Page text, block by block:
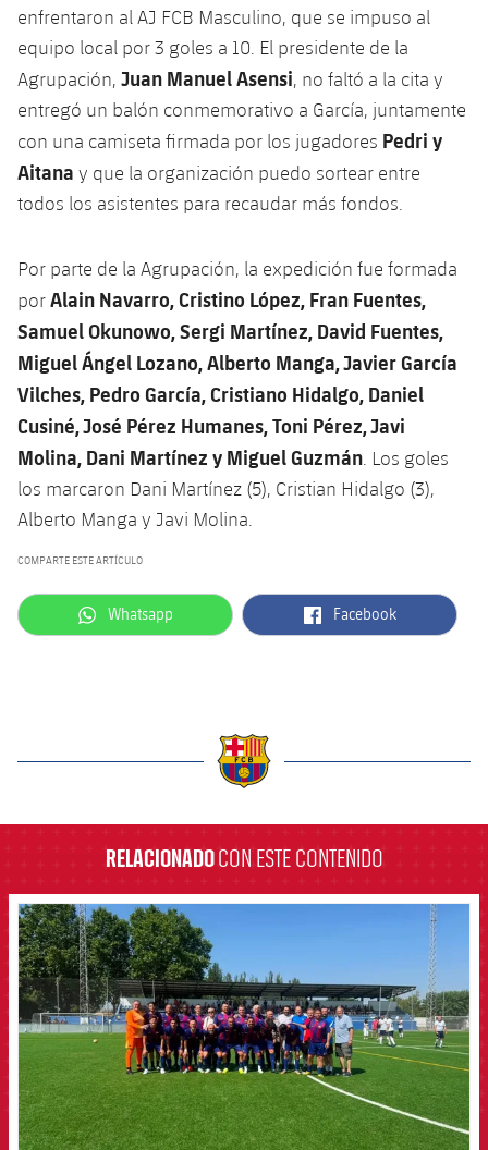
enfrentaron al AJ FCB Masculino, que se impuso al
equipo local por 3 goles a 10. El presidente de la
Agrupación, Juan Manuel Asensi, no faltó a la cita y
entregó un balón conmemorativo a García, juntamente
con una camiseta firmada por los jugadores Pedri y
Aitana y que la organización puedo sortear entre
todos los asistentes para recaudar más fondos.
Por parte de la Agrupación, la expedición fue formada
porAlain Navarro, Cristino López, Fran Fuentes,
Samuel Okunowo, Sergi Martínez, David Fuentes,
Miguel Ángel Lozano, Alberto Manga, Javier García
Vilches, Pedro García, Cristiano Hidalgo, Daniel
Cusiné, José Pérez Humanes, Toni Pérez, Javi
Molina, Dani Martínez y Miguel Guzmán . Los goles
los marcaron Dani Martínez (5), Cristian Hidalgo (3),
Alberto Manga y Javi Molina.
COMPARTE ESTE ARTÍCULO
label.aria.whatsapp
Whatsapp label.aria.facebook
Facebook
RELACIONADOCON ESTE CONTENIDO